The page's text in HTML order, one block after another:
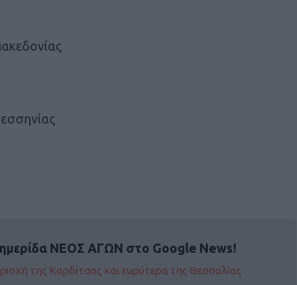
ΝΕΟΣ ΑΓΩΝ στο Google News!
της Καρδίτσας και ευρύτερα της Θεσσαλίας